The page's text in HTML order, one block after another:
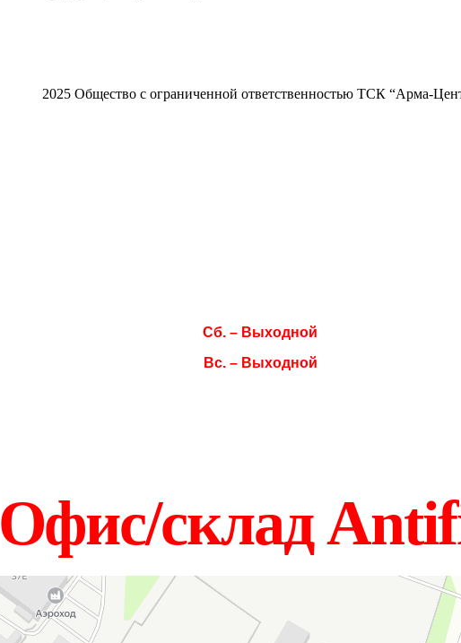
2025 Общество с ограниченной ответственностью ТСК “Арма-
Сб. – Выходной
Вс. – Выходной
Офис/склад